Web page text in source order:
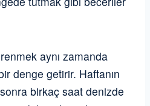
aynı zamanda
denge getirir. Haftanın
birkaç saat denizde